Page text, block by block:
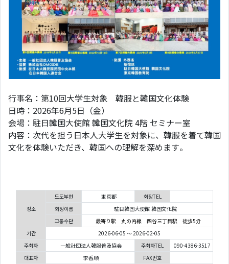
行事名：第10回大学生対象 韓服と韓国文化体験
日時：2026年6月5日（金）
会場：駐日韓国大使館 韓国文化院 4階 セミナー室
内容：次代を担う日本人大学生を対象に、韓服を着て韓国
文化を体験いただき、韓国への理解を深めます。
장소
도도부현 東京都
회장TEL
회장이름
駐日韓国大使館 韓国文化院
교통수단
最寄り駅 丸の内線 四谷三丁目駅 徒歩5分
기간
2026-06-05 ～ 2026-02-05
주최자
一般社団法人韓服普及協会 주최자TEL
090-4386-3517
대표자
李香順
FAX번호